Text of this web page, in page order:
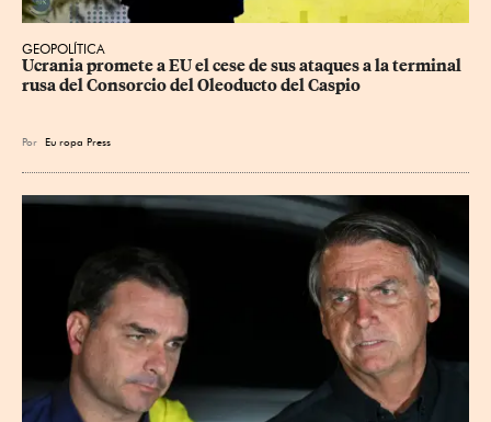
GEOPOLÍTICA
Ucrania promete a EU el cese de sus ataques a la terminal
rusa del Consorcio del Oleoducto del Caspio
Por Eu ropa Press